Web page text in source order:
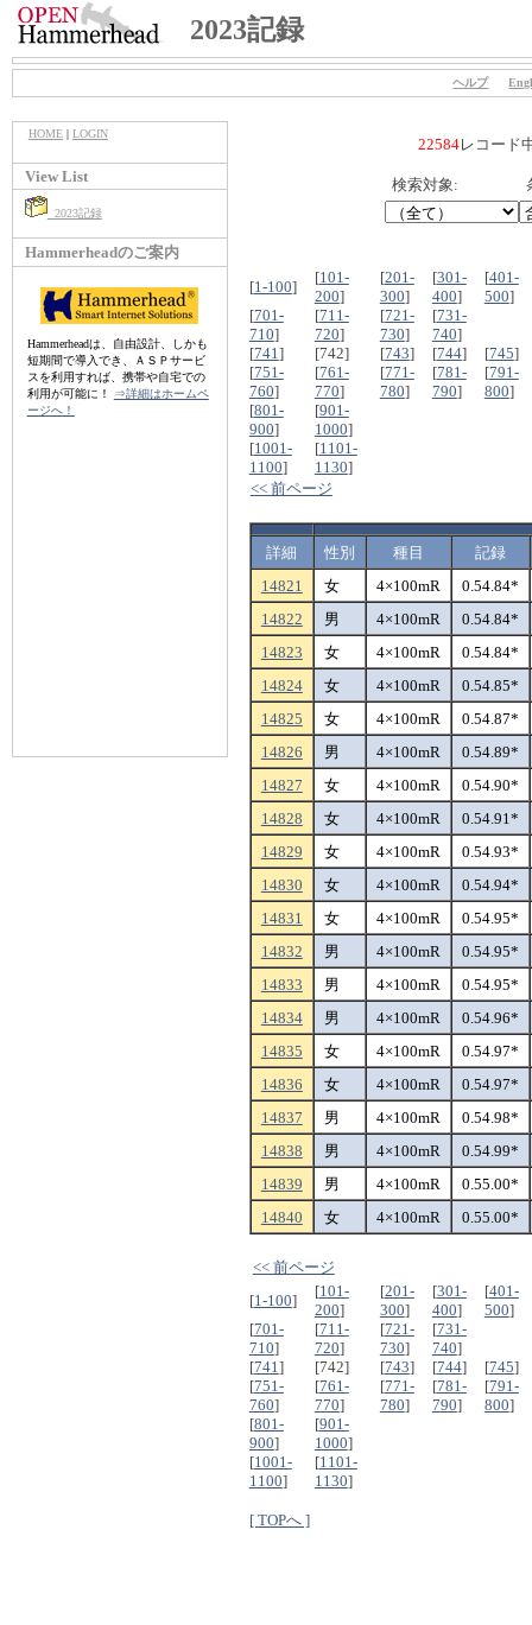
2023記録
ヘルプ
HOME| LOGIN
View List
2023記録
Hammerheadのご案内
Hammerheadは、自由設計、しかも
短期間で導入でき、ＡＳＰサービ
スを利用すれば、携帯や自宅での
利用が可能に！
⇒詳細はホームペ
ージへ！
22584レコード
検索対象:
[1-100]
[101-
200]
[201-
300]
[301-
400]
[401-
500]
[701-
710]
[711-
720]
[721-
730]
[731-
740]
[741] [742] [743] [744] [745]
[751-
760]
[761-
770]
[771-
780]
[781-
790]
[791-
800]
[801-
900]
[901-
1000]
[1001-
1100]
[1101-
1130]
<< 前ページ
詳細 性別 種目
記録
14821
女 4×100mR
0.54.84*
14822
男 4×100mR
0.54.84*
14823
女 4×100mR
0.54.84*
14824
女 4×100mR
0.54.85*
14825
女 4×100mR
0.54.87*
14826
男 4×100mR
0.54.89*
14827
女 4×100mR
0.54.90*
14828
女 4×100mR
0.54.91*
14829
女 4×100mR
0.54.93*
14830
女 4×100mR
0.54.94*
14831
女 4×100mR
0.54.95*
14832
男 4×100mR
0.54.95*
14833
男 4×100mR
0.54.95*
14834
男 4×100mR
0.54.96*
14835
女 4×100mR
0.54.97*
14836
女 4×100mR
0.54.97*
14837
男 4×100mR
0.54.98*
14838
男 4×100mR
0.54.99*
14839
男 4×100mR
0.55.00*
14840
女 4×100mR 0.55.00*
<< 前ページ
[1-100]
[101-
200]
[201-
300]
[301-
400]
[401-
500]
[701-
710]
[711-
720]
[721-
730]
[731-
740]
[741] [742] [743] [744] [745]
[751-
760]
[761-
770]
[771-
780]
[781-
790]
[791-
800]
[801-
900]
[901-
1000]
[1001-
1100]
[1101-
1130]
[ TOPへ ]